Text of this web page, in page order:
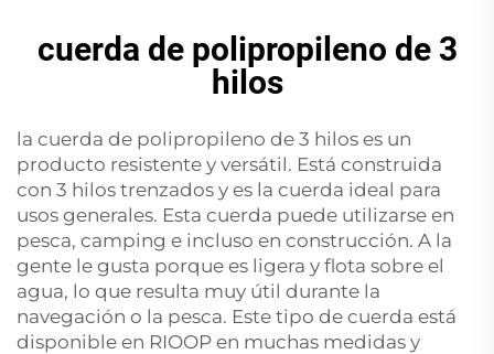
cuerda de polipropileno de 3
hilos
la cuerda de polipropileno de 3 hilos es un
producto resistente y versátil. Está construida
con 3 hilos trenzados y es la cuerda ideal para
usos generales. Esta cuerda puede utilizarse en
pesca, camping e incluso en construcción. A la
gente le gusta porque es ligera y flota sobre el
agua, lo que resulta muy útil durante la
navegación o la pesca. Este tipo de cuerda está
disponible en RIOOP en muchas medidas y